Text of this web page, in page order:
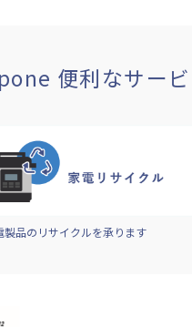
便利なサー
製品のリサイクルを承ります